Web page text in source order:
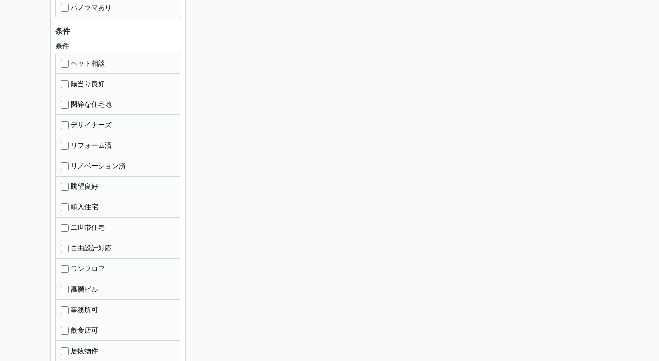
パノラマあり
条件
条件
ペット相談
陽当り良好
閑静な住宅地
デザイナーズ
リフォーム済
リノベーション済
眺望良好
輸入住宅
二世帯住宅
自由設計対応
ワンフロア
高層ビル
事務所可
飲食店可
居抜物件